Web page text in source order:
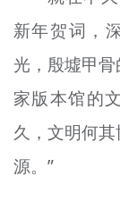
新年贺词，
光，殷墟甲
家版本馆的
久，文明何
源。”